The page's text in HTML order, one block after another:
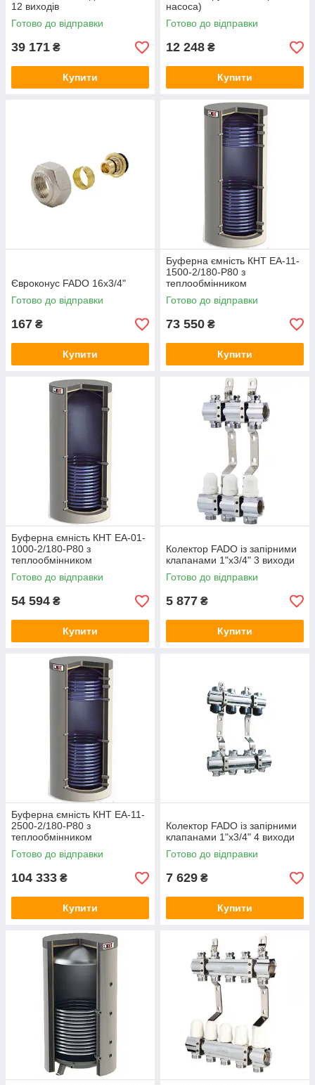
12 виходів
Готово до відправки
39 171 ₴
Купити
насоса)
Готово до відправки
12 248 ₴
Купити
Євроконус FADO 16x3/4"
Готово до відправки
167 ₴
Купити
Буферна ємність КНТ ЕА-11-
1500-2/180-P80 з
теплообмінником
Готово до відправки
73 550 ₴
Купити
Буферна ємність КНТ ЕА-01-
1000-2/180-P80 з
теплообмінником
Готово до відправки
54 594 ₴
Купити
Колектор FADO із запірними
клапанами 1"х3/4" 3 виходи
Готово до відправки
5 877 ₴
Купити
Буферна ємність КНТ ЕА-11-
2500-2/180-P80 з
теплообмінником
Готово до відправки
104 333 ₴
Купити
Колектор FADO із запірними
клапанами 1"х3/4" 4 виходи
Готово до відправки
7 629 ₴
Купити